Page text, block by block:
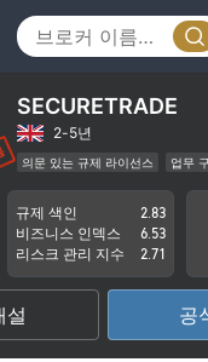
SECURETRADE
2-5년
의문 있는 규제 라이선스
업무
잠재적 위험성이 높음
규제 색인
2.83
비즈니스 인덱스
6.53
리스크 관리 지수
2.71
설 공